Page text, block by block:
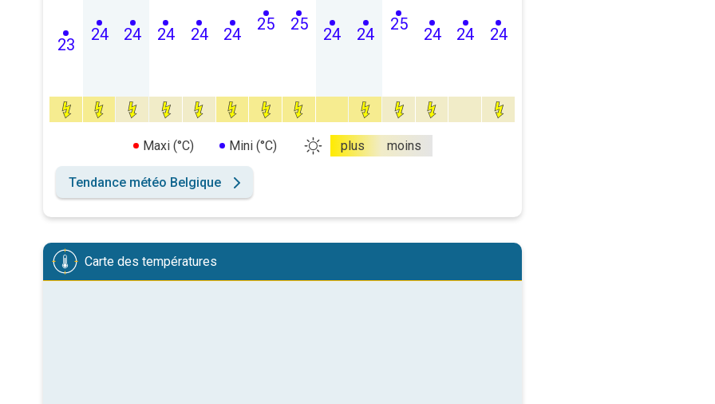
23
24 24 24 24 24
25 25
24 24
25
24 24 24
Maxi (°C) Mini (°C) plus moins
Tendance météo Belgique
Carte des températures